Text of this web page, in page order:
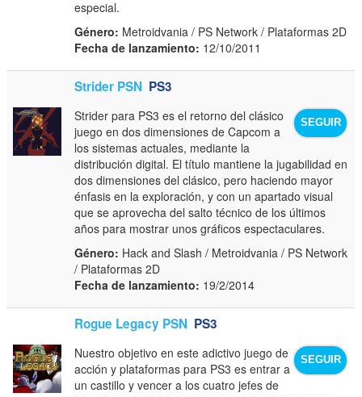
especial.
Género: Metroidvania / PS Network / Plataformas 2D
Fecha de lanzamiento: 12/10/2011
Strider PSN PS3
SEGUIR
Strider para PS3 es el retorno del clásico
juego en dos dimensiones de Capcom a
los sistemas actuales, mediante la
distribución digital. El título mantiene la jugabilidad en
dos dimensiones del clásico, pero haciendo mayor
énfasis en la exploración, y con un apartado visual
que se aprovecha del salto técnico de los últimos
años para mostrar unos gráficos espectaculares.
Género: Hack and Slash / Metroidvania / PS Network
/ Plataformas 2D
Fecha de lanzamiento: 19/2/2014
Rogue Legacy PSN PS3
SEGUIR
Nuestro objetivo en este adictivo juego de
acción y plataformas para PS3 es entrar a
un castillo y vencer a los cuatro jefes de